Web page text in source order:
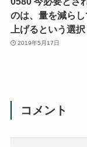
のは、量を減ら
上げるという選択
2019年5月17日
コメント